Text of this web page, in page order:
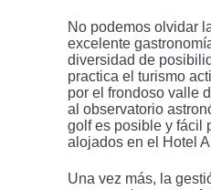
No podemos olvidar
excelente
diversidad de
practica el turismo
por el frondoso valle
al observatorio
golf es posible y fácil
alojados en el Hotel
Una vez más, la